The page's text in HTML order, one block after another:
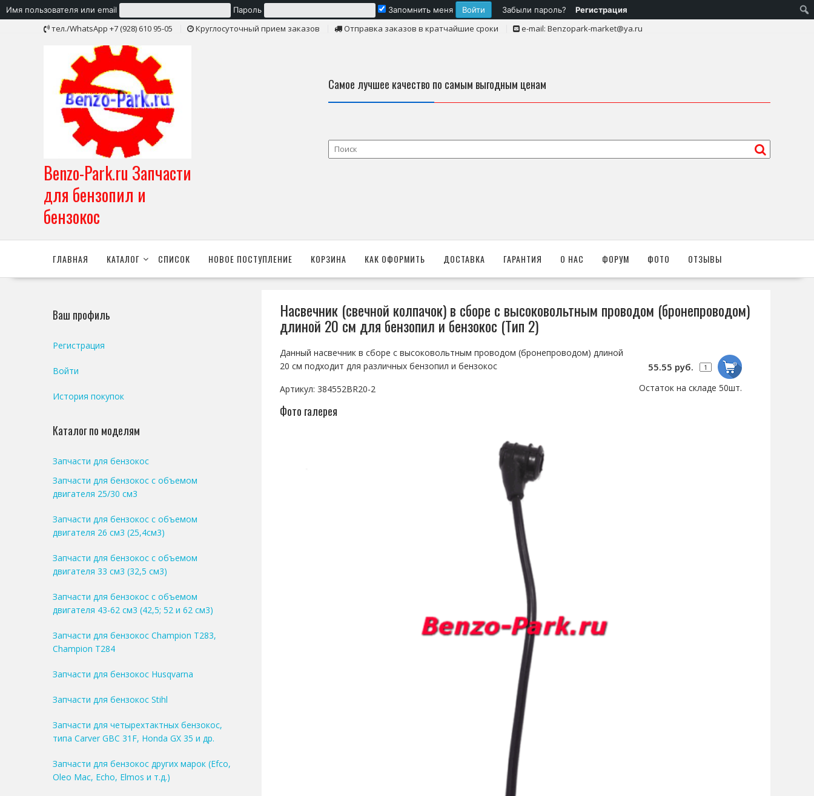
Имя пользователя или email Пароль Запомнить меня Забыли пароль? Регистрация
тел./WhatsApp +7 (928) 610 95-05 Круглосуточный прием заказов Отправка заказов в кратчайшие сроки e-mail: Benzopark-market@ya.ru
Benzo-Park.ru Запчасти
для бензопил и
бензокос
Самое лучшее качество по самым выгодным ценам
ГЛАВНАЯ КАТАЛОГ СПИСОК НОВОЕ ПОСТУПЛЕНИЕ КОРЗИНА КАК ОФОРМИТЬ ДОСТАВКА ГАРАНТИЯ О НАС ФОРУМ ФОТО ОТЗЫВЫ
Насвечник (свечной колпачок) в сборе с высоковольтным проводом (бронепроводом)
длиной 20 см для бензопил и бензокос (Тип 2)
55.55 руб.
Остаток на складе 50шт.
Данный насвечник в сборе с высоковольтным проводом (бронепроводом) длиной
20 см подходит для различных бензопил и бензокос
Артикул: 384552BR20-2
Фото галерея
Ваш профиль
Регистрация
Войти
История покупок
Каталог по моделям
Запчасти для бензокос
Запчасти для бензокос с объемом
двигателя 25/30 см3
Запчасти для бензокос с объемом
двигателя 26 см3 (25,4см3)
Запчасти для бензокос с объемом
двигателя 33 см3 (32,5 см3)
Запчасти для бензокос с объемом
двигателя 43-62 см3 (42,5; 52 и 62 см3)
Запчасти для бензокос Champion T283,
Champion T284
Запчасти для бензокос Husqvarna
Запчасти для бензокос Stihl
Запчасти для четырехтактных бензокос,
типа Carver GBC 31F, Honda GX 35 и др.
Запчасти для бензокос других марок (Efco,
Oleo Mac, Echo, Elmos и т.д.)